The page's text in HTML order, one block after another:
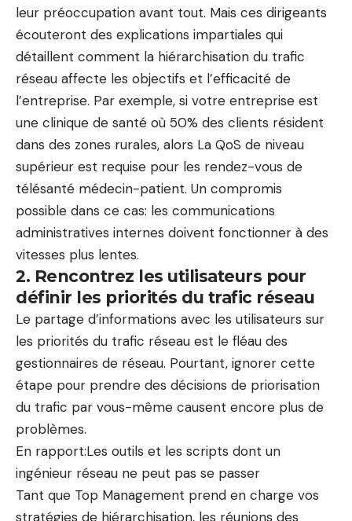
leur préoccupation avant tout. Mais ces dirigeants
écouteront des explications impartiales qui
détaillent comment la hiérarchisation du trafic
réseau affecte les objectifs et l’efficacité de
l’entreprise. Par exemple, si votre entreprise est
une clinique de santé où 50% des clients résident
dans des zones rurales, alors La QoS de niveau
supérieur est requise pour les rendez-vous de
télésanté médecin-patient. Un compromis
possible dans ce cas: les communications
administratives internes doivent fonctionner à des
vitesses plus lentes.
2. Rencontrez les utilisateurs pour
définir les priorités du trafic réseau
Le partage d’informations avec les utilisateurs sur
les priorités du trafic réseau est le fléau des
gestionnaires de réseau. Pourtant, ignorer cette
étape pour prendre des décisions de priorisation
du trafic par vous-même causent encore plus de
problèmes.
En rapport:Les outils et les scripts dont un
ingénieur réseau ne peut pas se passer
Tant que Top Management prend en charge vos
stratégies de hiérarchisation, les réunions des